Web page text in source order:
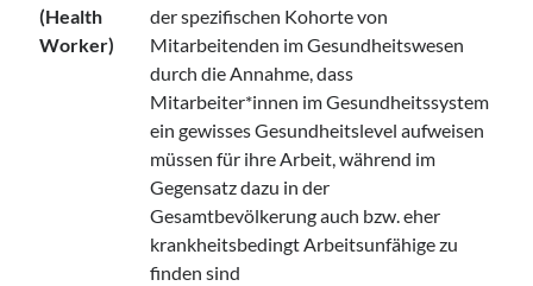
(Health
Worker)
der spezifischen Kohorte von
Mitarbeitenden im Gesundheitswesen
durch die Annahme, dass
Mitarbeiter*innen im Gesundheitssystem
ein gewisses Gesundheitslevel aufweisen
müssen für ihre Arbeit, während im
Gegensatz dazu in der
Gesamtbevölkerung auch bzw. eher
krankheitsbedingt Arbeitsunfähige zu
finden sind